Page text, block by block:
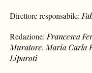
Direttore responsabile:
Redazione: Francesca
Muratore, Maria Carla
Liparoti